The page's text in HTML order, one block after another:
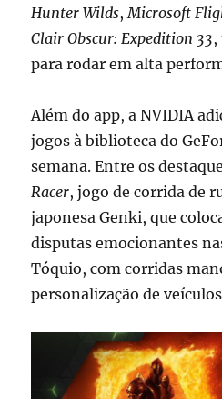
Hunter Wilds, Microsoft
Clair Obscur: Expedition 33
para rodar em alta
Além do app, a NVIDIA
jogos à biblioteca do
semana. Entre os
Racer, jogo de corrida de
japonesa Genki, que
disputas emocionantes
Tóquio, com corridas
personalização de